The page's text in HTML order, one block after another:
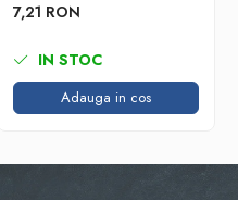
7,21 RON
IN STOC
Adauga in cos